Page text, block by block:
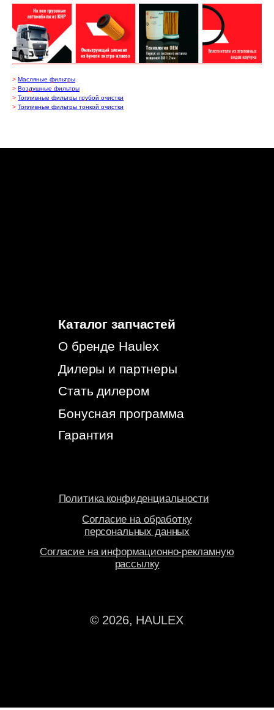
> Масляные фильтры
> Воздушные фильтры
> Топливные фильтры грубой очистки
> Топливные фильтры тонкой очистки
О бренде Haulex
Стать дилером
Бонусная программа
Каталог запчастей